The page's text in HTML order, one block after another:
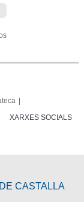
XARXES SOCIALS
CASTALLA